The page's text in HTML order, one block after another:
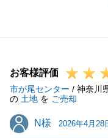
思いますが、都度
ご協力いただき、
ます。
お客様評価
市が尾センター / 神奈川
の 土地 を ご売却
N様
N様 2026年4月28